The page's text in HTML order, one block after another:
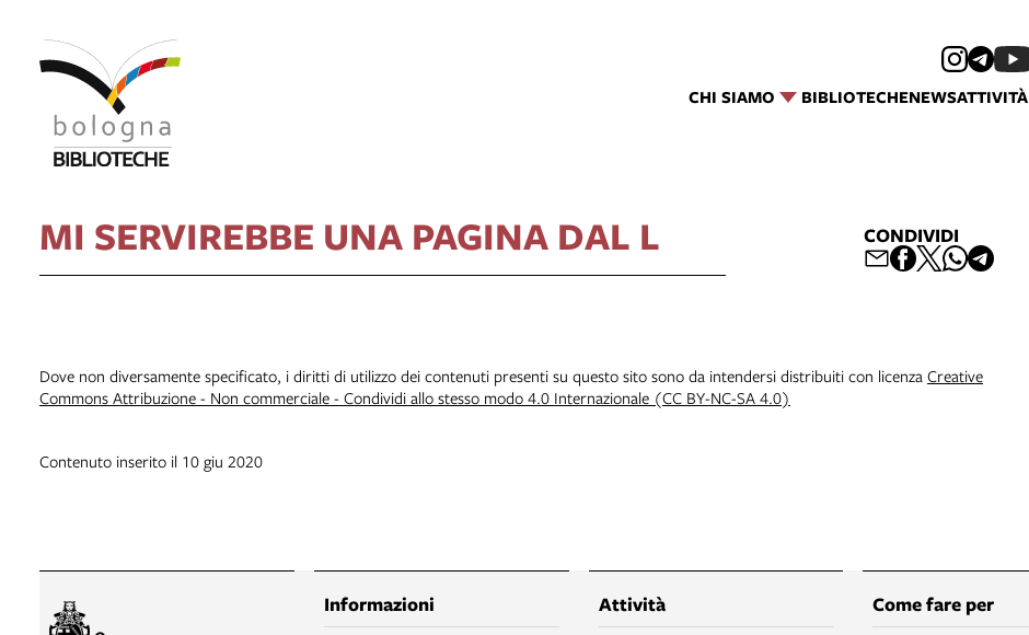
CHI SIAMO BIBLIOTECHENEWSATTIVITÀ
MI SERVIREBBE UNA PAGINA DAL L CONDIVIDI
Dove non diversamente specificato, i diritti di utilizzo dei contenuti presenti su questo sito sono da intendersi distribuiti con licenza Creative
Commons Attribuzione - Non commerciale - Condividi allo stesso modo 4.0 Internazionale (CC BY-NC-SA 4.0)
Contenuto inserito il 10 giu 2020
Informazioni Attività Come fare per